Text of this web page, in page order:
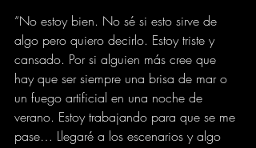
“No estoy bien. No sé si esto sirve de
algo pero quiero decirlo. Estoy triste y
cansado. Por si alguien más cree que
hay que ser siempre una brisa de mar o
un fuego artificial en una noche de
verano. Estoy trabajando para que se me
pase… Llegaré a los escenarios y algo